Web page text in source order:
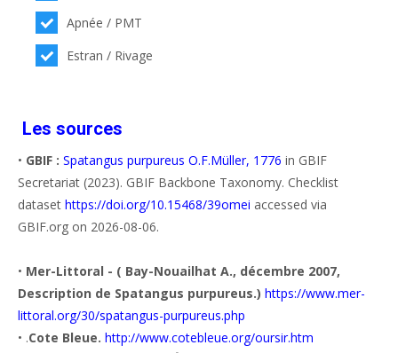
Apnée / PMT
Estran / Rivage
Les sources
• GBIF : Spatangus purpureus O.F.Müller, 1776 in GBIF
Secretariat (2023). GBIF Backbone Taxonomy. Checklist
dataset https://doi.org/10.15468/39omei accessed via
GBIF.org on 2026-08-06.
• Mer-Littoral - ( Bay-Nouailhat A., décembre 2007,
Description de Spatangus purpureus.) https://www.mer-
littoral.org/30/spatangus-purpureus.php
• .Cote Bleue. http://www.cotebleue.org/oursir.htm